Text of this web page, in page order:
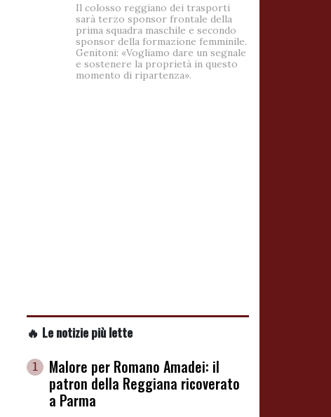
Il colosso reggiano dei trasporti
sarà terzo sponsor frontale della
prima squadra maschile e secondo
sponsor della formazione femminile.
Genitoni: «Vogliamo dare un segnale
e sostenere la proprietà in questo
momento di ripartenza».
🔥 Le notizie più lette
1
Malore per Romano Amadei: il
patron della Reggiana ricoverato
a Parma